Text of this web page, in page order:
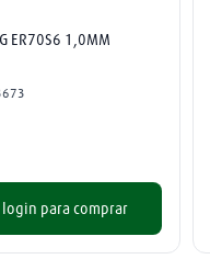
ER70S6 1,0MM
login para comprar